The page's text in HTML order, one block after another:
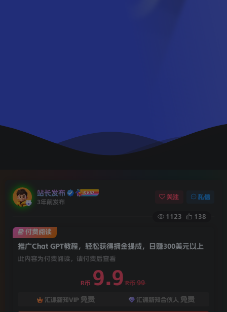
站长发布
3年前发布
关注 私信
1123 138
推广Chat GPT教程，轻松获得拥金提成，日赚300美元以上
此内容为付费阅读，请付费后查看
R币 9.9 R币 99
汇课新知VIP 免费 汇课新知合伙人 免费
付费阅读